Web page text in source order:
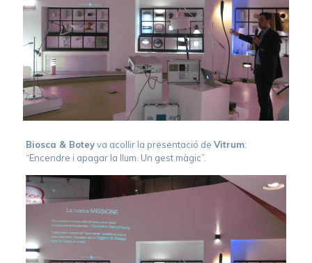
Biosca & Boteyva acollir la presentació de Vitrum:
“Encendre i apagar la llum. Un gest màgic”.